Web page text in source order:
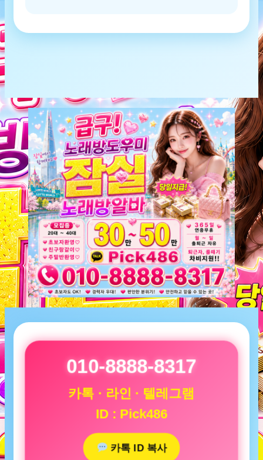
010-8888-8317
카톡 · 라인 · 텔레그램
ID : Pick486
카톡 ID 복사